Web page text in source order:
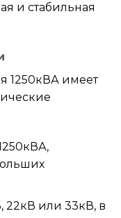
и стабильная
1250кВА имеет
22кВ или 33кВ, в